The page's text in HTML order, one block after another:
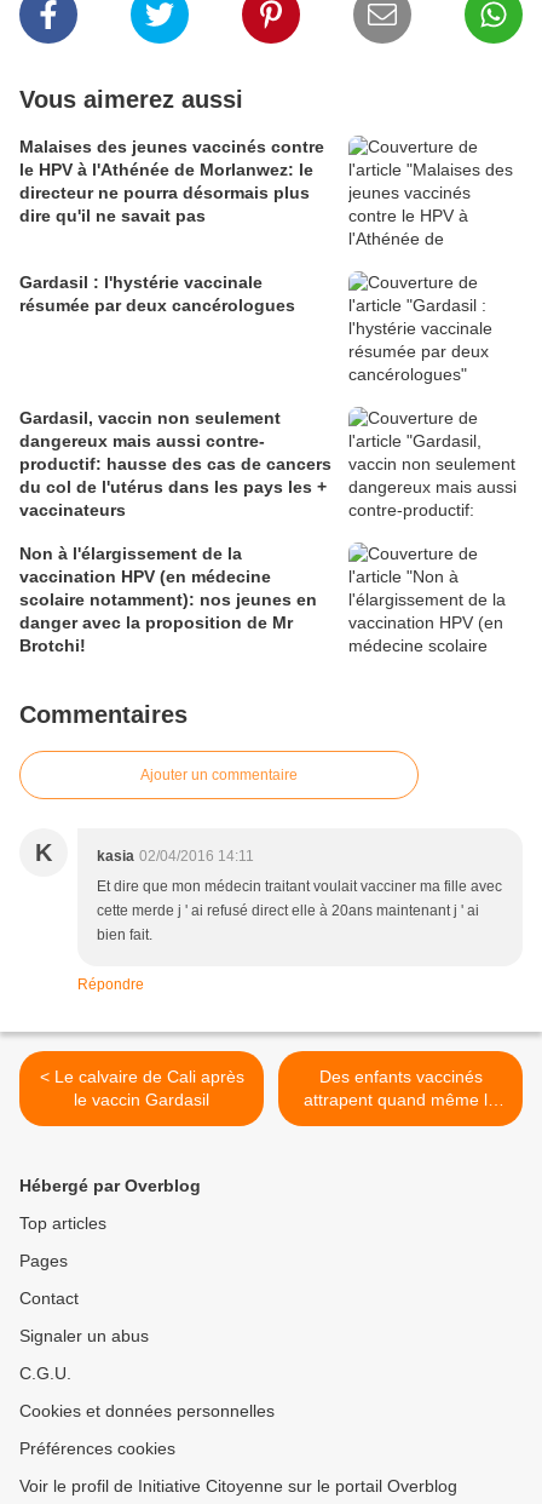
Vous aimerez aussi
Malaises des jeunes vaccinés contre
le HPV à l'Athénée de Morlanwez: le
directeur ne pourra désormais plus
dire qu'il ne savait pas
Gardasil : l'hystérie vaccinale
résumée par deux cancérologues
Gardasil, vaccin non seulement
dangereux mais aussi contre-
productif: hausse des cas de cancers
du col de l'utérus dans les pays les +
vaccinateurs
Non à l'élargissement de la
vaccination HPV (en médecine
scolaire notamment): nos jeunes en
danger avec la proposition de Mr
Brotchi!
Commentaires
Ajouter un commentaire
K kasia 02/04/2016 14:11
Et dire que mon médecin traitant voulait vacciner ma fille avec
cette merde j ' ai refusé direct elle à 20ans maintenant j ' ai
bien fait.
Répondre
< Le calvaire de Cali après
le vaccin Gardasil
Des enfants vaccinés
attrapent quand même la
varicelle >
Hébergé par Overblog
Top articles
Pages
Contact
Signaler un abus
C.G.U.
Cookies et données personnelles
Préférences cookies
Voir le profil de Initiative Citoyenne sur le portail Overblog